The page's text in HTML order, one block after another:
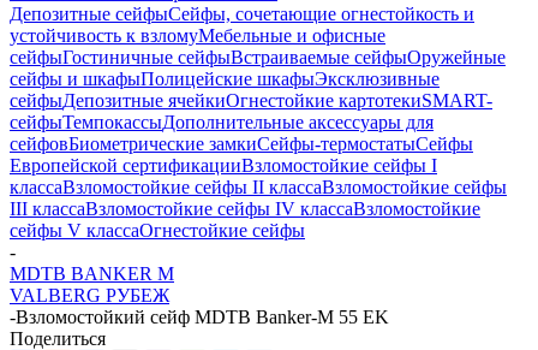
Депозитные сейфыСейфы, сочетающие огнестойкость и
устойчивость к взломуМебельные и офисные
сейфыГостиничные сейфыВстраиваемые сейфыОружейные
сейфы и шкафыПолицейские шкафыЭксклюзивные
сейфыДепозитные ячейкиОгнестойкие картотекиSMART-
сейфыТемпокассыДополнительные аксессуары для
сейфовБиометрические замкиСейфы-термостатыСейфы
Европейской сертификацииВзломостойкие сейфы I
классаВзломостойкие сейфы II классаВзломостойкие сейфы
III классаВзломостойкие сейфы IV классаВзломостойкие
сейфы V классаОгнестойкие сейфы
-
MDTB BANKER M
VALBERG РУБЕЖ
-Взломостойкий сейф MDTB Banker-M 55 EK
Поделиться